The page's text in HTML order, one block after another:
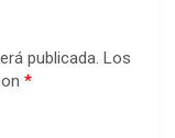
publicada. Los
*